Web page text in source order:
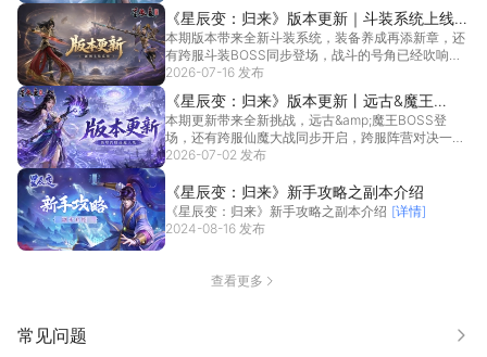
《星辰变：归来》版本更新｜斗装系统上线，
跨服斗装BOSS同步开启
本期版本带来全新斗装系统，装备养成再添新章，还
有跨服斗装BOSS同步登场，战斗的号角已经吹响！
更多精... [详情]
2026-07-16 发布
《星辰变：归来》版本更新丨远古&魔王
BOSS降临，跨服仙魔大战开启
本期更新带来全新挑战，远古&amp;魔王BOSS登
场，还有跨服仙魔大战同步开启，跨服阵营对决一触
即发... [详情]
2026-07-02 发布
《星辰变：归来》新手攻略之副本介绍
《星辰变：归来》新手攻略之副本介绍 [详情]
2024-08-16 发布
查看更多
常见问题 更多